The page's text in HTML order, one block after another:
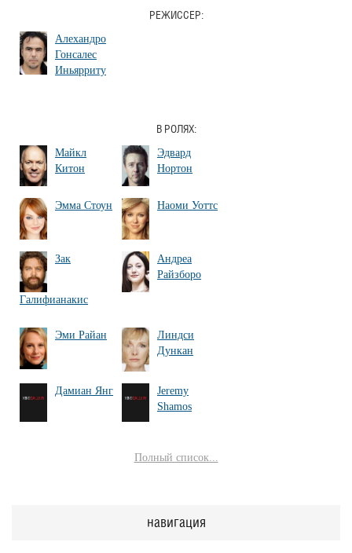
РЕЖИССЕР:
Алехандро
Гонсалес
Иньярриту
В РОЛЯХ:
Майкл
Китон
Эдвард
Нортон
Эмма Стоун Наоми Уоттс
Зак
Галифианакис
Андреа
Райзборо
Эми Райан
Линдси
Дункан
Дамиан Янг
Jeremy
Shamos
Полный список...
навигация